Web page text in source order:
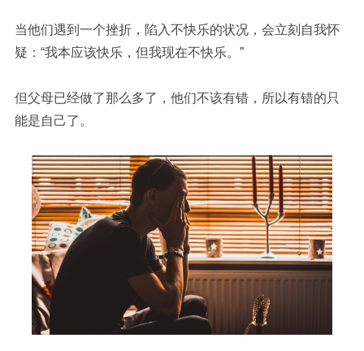
当他们遇到一个挫折，陷入不快乐的状况，会立刻自我怀
疑：“我本应该快乐，但我现在不快乐。”
但父母已经做了那么多了，他们不该有错，所以有错的只
能是自己了。